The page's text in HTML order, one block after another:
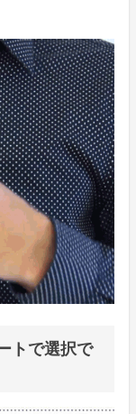
トで選択で